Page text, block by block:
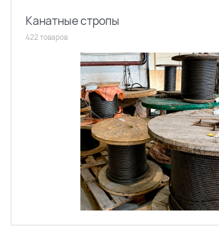
Канатные стропы
422 товаров